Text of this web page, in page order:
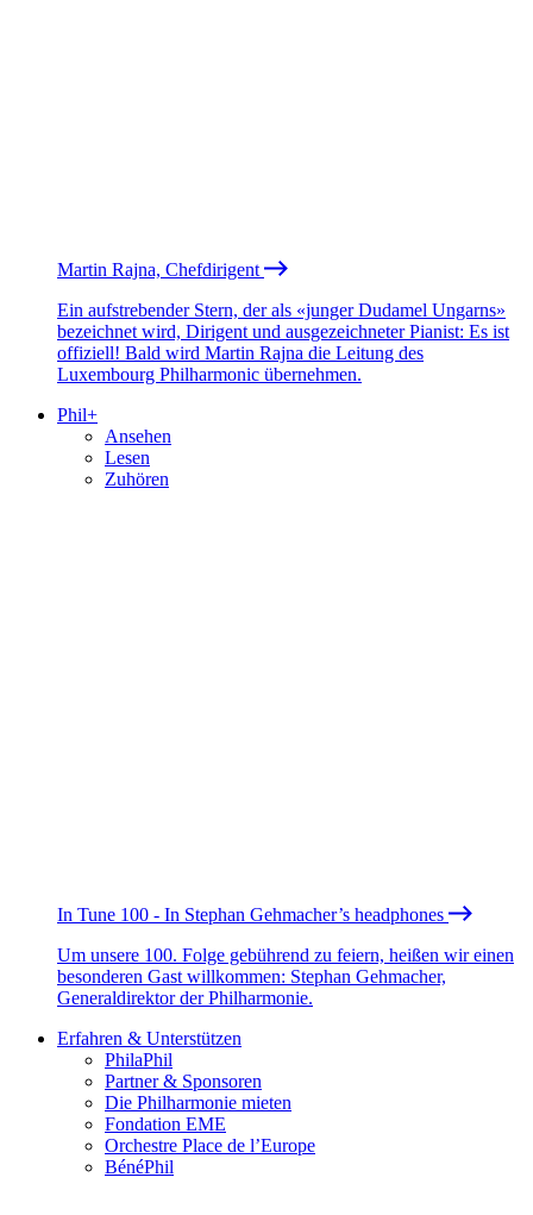
Martin Rajna, Chefdirigent
Ein aufstrebender Stern, der als «junger Dudamel Ungarns»
bezeichnet wird, Dirigent und ausgezeichneter Pianist: Es ist
offiziell! Bald wird Martin Rajna die Leitung des
Luxembourg Philharmonic übernehmen.
Phil+
Ansehen
Lesen
Zuhören
In Tune 100 - In Stephan Gehmacher’s headphones
Um unsere 100. Folge gebührend zu feiern, heißen wir einen
besonderen Gast willkommen: Stephan Gehmacher,
Generaldirektor der Philharmonie.
Erfahren & Unterstützen
PhilaPhil
Partner & Sponsoren
Die Philharmonie mieten
Fondation EME
Orchestre Place de l’Europe
BénéPhil